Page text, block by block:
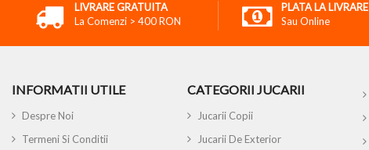
LIVRARE GRATUITA
La Comenzi > 400 RON
PLATA LA LIVRARE
Sau Online
INFORMATII UTILE
Despre Noi
Termeni Si Conditii
CATEGORII JUCARII
Jucarii Copii
Jucarii De Exterior